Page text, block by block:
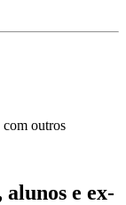
outros
e ex-